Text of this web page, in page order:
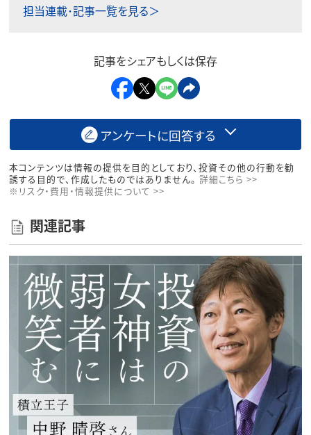
担当連載･記事一覧を見る＞
記事をシェアもしくは保存
アンケートに回答する
本コンテンツは情報の提供を目的としており、投資その他の行動を勧
誘する目的で、作成したものではありません。 詳細こちら >>
※リスク・費用・情報提供について >>
関連記事